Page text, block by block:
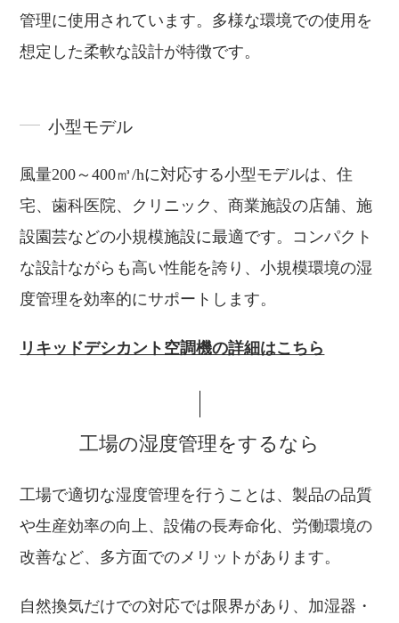
管理に使用されています。多様な環境での使用を
想定した柔軟な設計が特徴です。
小型モデル
風量200～400㎥/hに対応する小型モデルは、住
宅、歯科医院、クリニック、商業施設の店舗、施
設園芸などの小規模施設に最適です。コンパクト
な設計ながらも高い性能を誇り、小規模環境の湿
度管理を効率的にサポートします。
リキッドデシカント空調機の詳細はこちら
工場の湿度管理をするなら
工場で適切な湿度管理を行うことは、製品の品質
や生産効率の向上、設備の長寿命化、労働環境の
改善など、多方面でのメリットがあります。
自然換気だけでの対応では限界があり、加湿器・